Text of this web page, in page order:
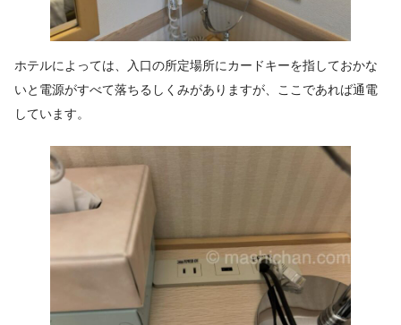
ホテルによっては、入口の所定場所にカードキーを指しておかな
いと電源がすべて落ちるしくみがありますが、ここであれば通電
しています。